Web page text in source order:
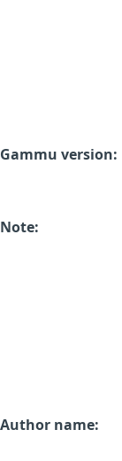
Gammu version:
Note:
Author name: